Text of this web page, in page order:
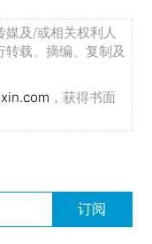
及/或相关权利人
载、摘编、复制及
，获得书面
订阅